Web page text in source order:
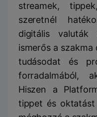
streamek,
szeretnél
digitális
ismerős a
tudásodat és
forradalmából,
Hiszen a
tippet és